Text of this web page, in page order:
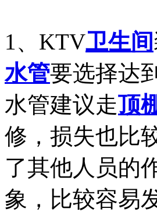
1、KTV卫生间
水管要选择达
水管建议走顶
修，损失也比
了其他人员的
象，比较容易